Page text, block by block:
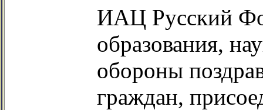
ИАЦ Русский
образования,
обороны
граждан,